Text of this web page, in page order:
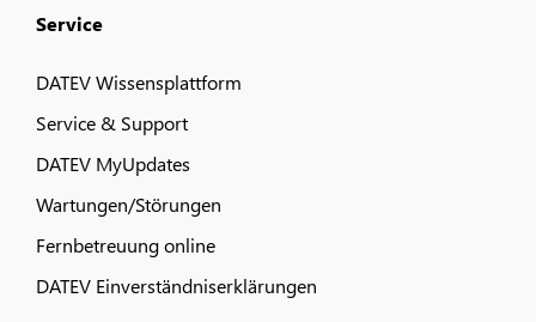
Service
DATEV Wissensplattform
Service & Support
DATEV MyUpdates
Wartungen/Störungen
Fernbetreuung online
DATEV Einverständniserklärungen